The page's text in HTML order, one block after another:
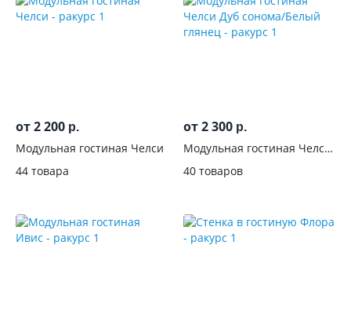
от 2 200 р.
Модульная гостиная Челси
44 товара
от 2 300 р.
Модульная гостиная Челси
40 товаров
Высота,
Тип
установки
фасадов